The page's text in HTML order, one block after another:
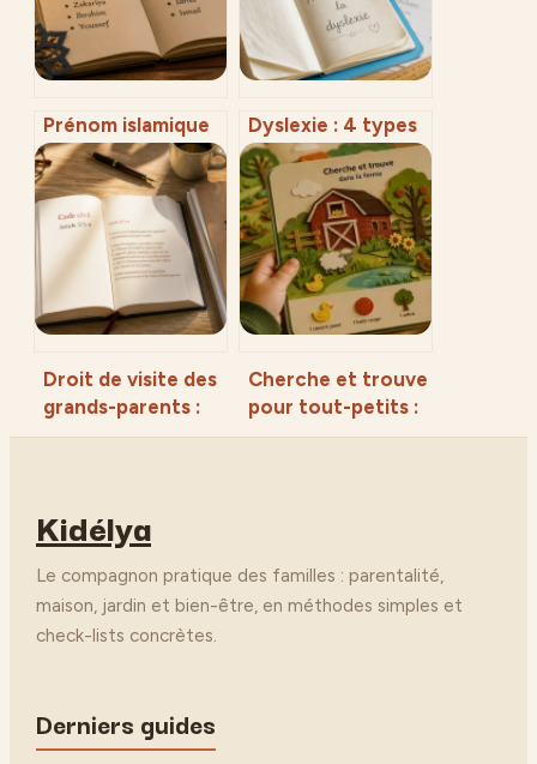
Prénom islamique
pour garçon : 50
choix entre
héritage spirituel
et modernité
Dyslexie : 4 types
d’exercices ciblés
pour automatiser
la lecture
Droit de visite des
grands-parents :
protéger le lien
Cherche et trouve
pour tout-petits :
5 critères pour
Kidélya
Le compagnon pratique des familles : parentalité,
maison, jardin et bien-être, en méthodes simples et
check-lists concrètes.
Derniers guides